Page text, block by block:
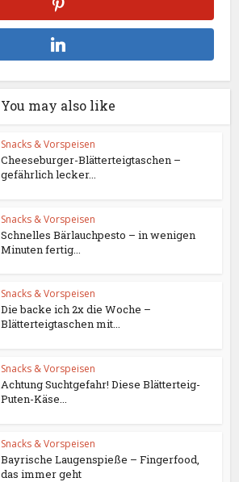
You may also like
Snacks & Vorspeisen
Cheeseburger-Blätterteigtaschen –
gefährlich lecker...
Snacks & Vorspeisen
Schnelles Bärlauchpesto – in wenigen
Minuten fertig...
Snacks & Vorspeisen
Die backe ich 2x die Woche –
Blätterteigtaschen mit...
Snacks & Vorspeisen
Achtung Suchtgefahr! Diese Blätterteig-
Puten-Käse...
Snacks & Vorspeisen
Bayrische Laugenspieße – Fingerfood,
das immer geht